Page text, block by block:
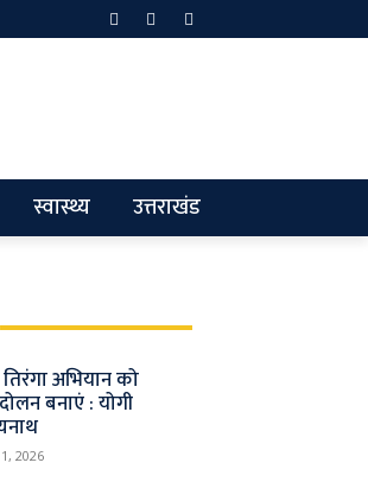
स्वास्थ्य उत्तराखंड
अभियान को
बनाएं : योगी
2026